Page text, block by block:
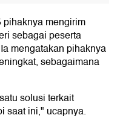
mengirim
sebagai peserta
mengatakan pihaknya
sebagaimana
solusi terkait
saat ini," ucapnya.